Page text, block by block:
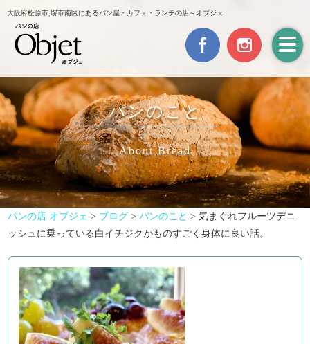
大阪府松原市,堺市南区にあるパン屋・カフェ・ランチの店～オブジェ
パンのこと
About Bread
パンの店 オブジェ > ブログ >パンのこと >気まぐれフルーツデニ
ッシュに乗っている白イチジクがものすごく身体に良い話。